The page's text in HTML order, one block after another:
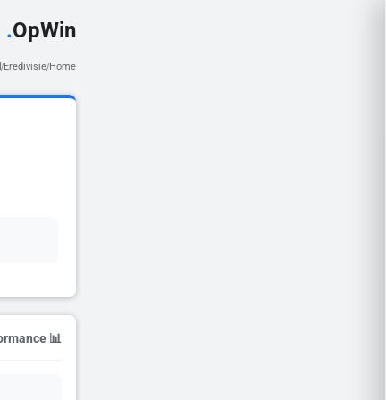
OpWin
.
Home
/
Eredivisie
/
📊 Season Performance